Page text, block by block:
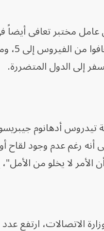
مختبر تعافى أيضاً
إلى الدول المتضررة.
تيدروس أدهانوم
أنه رغم عدم وجود لقاح
الأمر لا يخلو من